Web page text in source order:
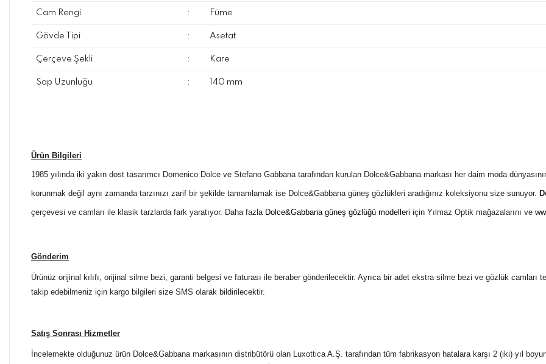
Cam Rengi : Füme
Gövde Tipi : Asetat
Çerçeve Şekli : Kare
Sap Uzunluğu : 140 mm
Ürün Bilgileri
1985 yılında iki yakın dost tasarımcı Domenico Dolce ve Stefano Gabbana tarafından kurulan Dolce&Gabbana markası her daim moda
korunmak değil aynı zamanda tarzınızı zarif bir şekilde tamamlamak ise Dolce&Gabbana güneş gözlükleri aradığınız koleksiyonu size sunuyor.
çerçevesi ve camları ile klasik tarzlarda fark yaratıyor. Daha fazla Dolce&Gabbana güneş gözlüğü modelleri için Yılmaz Optik mağazalarını ve
Gönderim
Ürünüz orijinal kılıfı, orijinal silme bezi, garanti belgesi ve faturası ile beraber gönderilecektir. Ayrıca bir adet ekstra silme bezi ve gözlük
takip edebilmeniz için kargo bilgileri size SMS olarak bildirilecektir.
Satış Sonrası Hizmetler
İncelemekte olduğunuz ürün Dolce&Gabbana markasının distribütörü olan Luxottica A.Ş. tarafından tüm fabrikasyon hatalara karşı 2 (iki) yıl